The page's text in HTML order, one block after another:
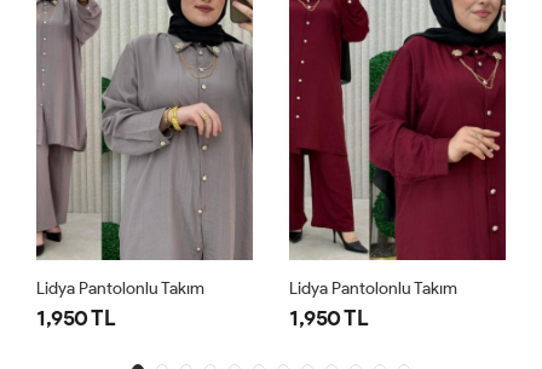
Lidya Pantolonlu Takım
1,950 TL
Lidya Pantolonlu Takım
1,950 TL